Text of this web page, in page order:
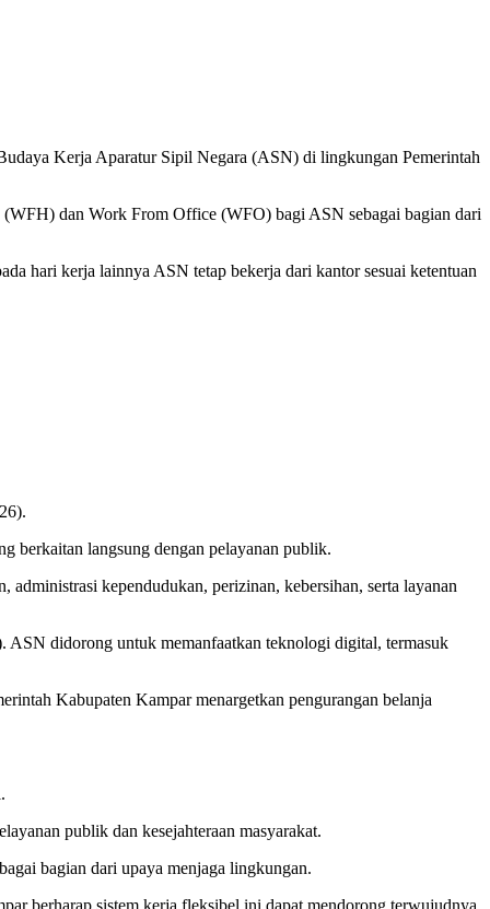
Kerja Aparatur Sipil Negara (ASN) di lingkungan Pemerintah
(WFH) dan Work From Office (WFO) bagi ASN sebagai bagian dari
hari kerja lainnya ASN tetap bekerja dari kantor sesuai ketentuan
berkaitan langsung dengan pelayanan publik.
kependudukan, perizinan, kebersihan, serta layanan
ASN didorong untuk memanfaatkan teknologi digital, termasuk
Kabupaten Kampar menargetkan pengurangan belanja
publik dan kesejahteraan masyarakat.
bagian dari upaya menjaga lingkungan.
berharap sistem kerja fleksibel ini dapat mendorong terwujudnya